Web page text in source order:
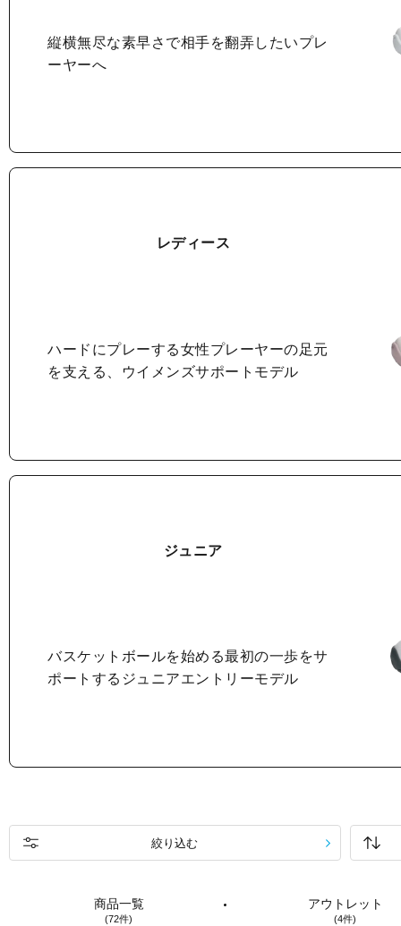
縦横無尽な素早さで相手を翻弄したいプレ
ーヤーへ
レディース
ハードにプレーする女性プレーヤーの足元
を支える、ウイメンズサポートモデル
ジュニア
バスケットボールを始める最初の一歩をサ
ポートするジュニアエントリーモデル
商品一覧
(72件)
アウトレット
(4件)
絞り込む